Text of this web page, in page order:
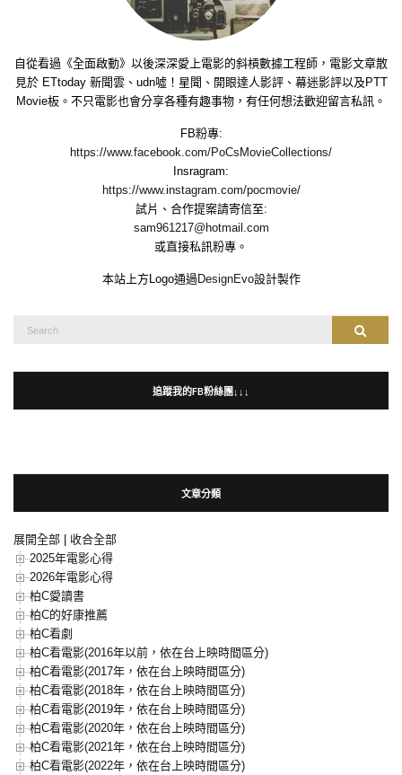
自從看過《全面啟動》以後深深愛上電影的斜槓數據工程師，電影文章散
見於 ETtoday 新聞雲、udn噓！星聞、開眼達人影評、幕迷影評以及PTT
Movie板。不只電影也會分享各種有趣事物，有任何想法歡迎留言私訊。
FB粉專:
https://www.facebook.com/PoCsMovieCollections/
Insragram:
https://www.instagram.com/pocmovie/
試片、合作提案請寄信至:
sam961217@hotmail.com
或直接私訊粉專。
本站上方Logo通過 DesignEvo設計製作
Search
Search
追蹤我的FB粉絲團↓↓↓
文章分類
展開全部
收合全部
2025年電影心得
2026年電影心得
柏C愛讀書
柏C的好康推薦
柏C看劇
柏C看電影(2016年以前，依在台上映時間區分)
柏C看電影(2017年，依在台上映時間區分)
柏C看電影(2018年，依在台上映時間區分)
柏C看電影(2019年，依在台上映時間區分)
柏C看電影(2020年，依在台上映時間區分)
柏C看電影(2021年，依在台上映時間區分)
柏C看電影(2022年，依在台上映時間區分)